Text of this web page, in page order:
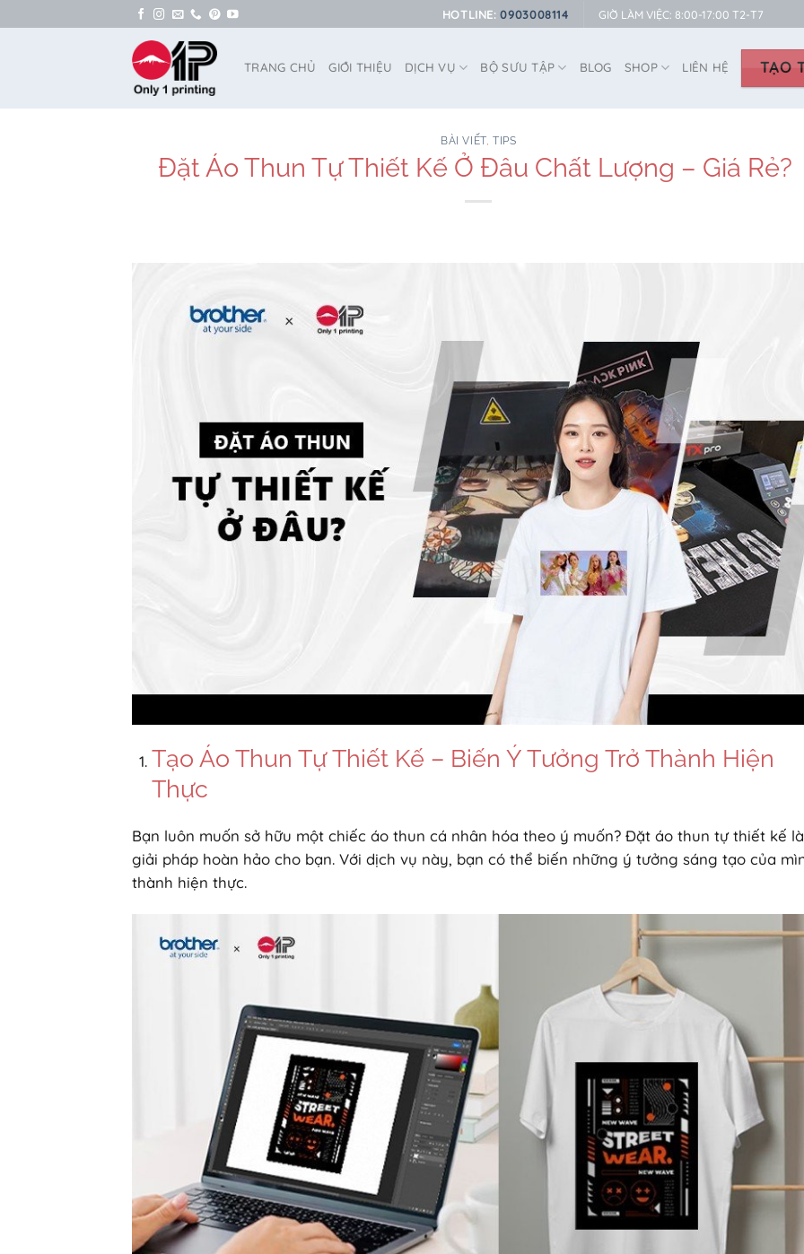
qua
HOTLINE:0903008114 GIỜ LÀM VIỆC: 8:00-17:00 T2-T7
TRANG CHỦ GIỚI THIỆU DỊCH VỤ BỘ SƯU TẬP BLOG SHOP LIÊN HỆ TẠO
BÀI VIẾT,TIPS
Đặt Áo Thun Tự Thiết Kế Ở Đâu Chất Lượng – Giá Rẻ?
Tạo Áo Thun Tự Thiết Kế – Biến Ý Tưởng Trở Thành Hiện
Thực
Bạn luôn muốn sở hữu một chiếc áo thun cá nhân hóa theo ý muốn? Đặt áo thun tự thiết kế là
giải pháp hoàn hảo cho bạn. Với dịch vụ này, bạn có thể biến những ý tưởng sáng tạo của
thành hiện thực.